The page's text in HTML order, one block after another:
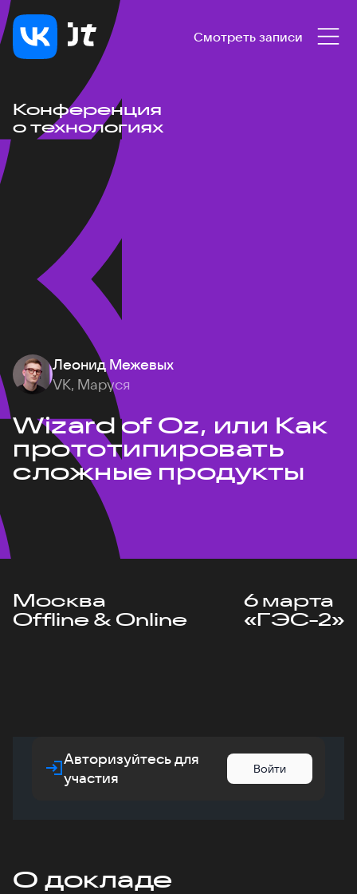
Смотреть записи
Конференция
о технологиях
Леонид Межевых
VK, Маруся
Wizard of Oz, или Как
прототипировать
сложные продукты
Москва
Offline & Online
6 марта
«ГЭС-2»
Авторизуйтесь для
участия
Войти
О докладе